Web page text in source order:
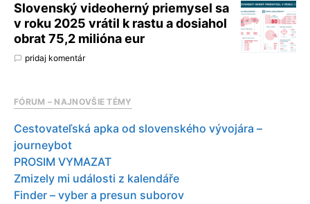
Slovenský videoherný priemysel sa
v roku 2025 vrátil k rastu a dosiahol
obrat 75,2 milióna eur
pridaj komentár
FÓRUM – NAJNOVŠIE TÉMY
Cestovateľská apka od slovenského vývojára –
journeybot
PROSIM VYMAZAT
Zmizely mi události z kalendáře
Finder – vyber a presun suborov